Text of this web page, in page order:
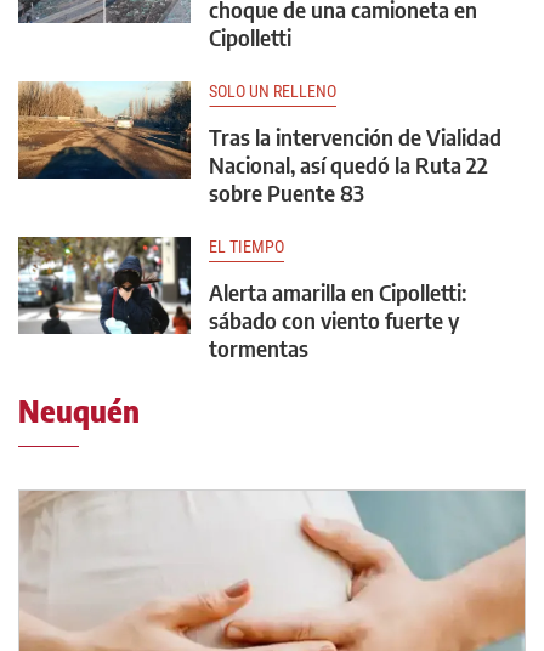
choque de una camioneta en
Cipolletti
SOLO UN RELLENO
Tras la intervención de Vialidad
Nacional, así quedó la Ruta 22
sobre Puente 83
EL TIEMPO
Alerta amarilla en Cipolletti:
sábado con viento fuerte y
tormentas
Neuquén